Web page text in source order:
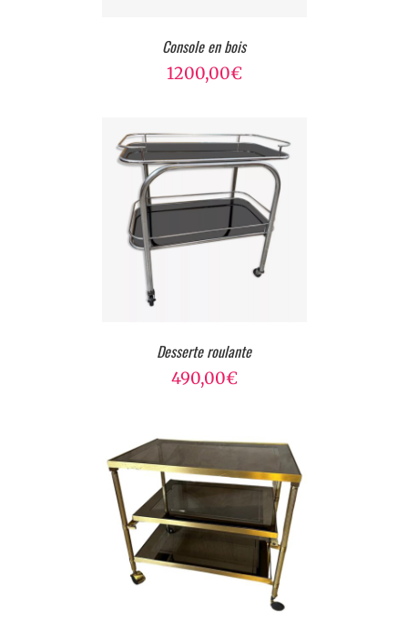
Console en bois
1200,00€
Desserte roulante
490,00€